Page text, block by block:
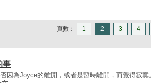
頁數： 1 2 3 4
事
因為Joyce的離開，或者是暫時離開，而覺得寂